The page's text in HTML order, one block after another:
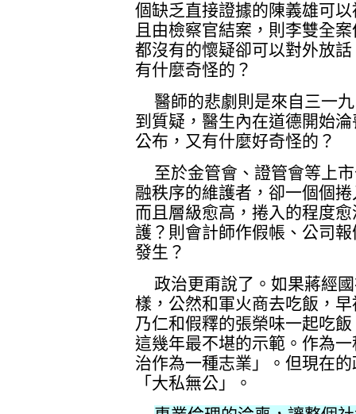
個缺乏直接證據的陳義雄可
且由檢察官結案，則李雙全
都沒有的懷疑卻可以對外放
有什麼奇怪的？
醫師的悲劇則是來自三一
到質疑，醫生內在道德開始
公布，又有什麼好奇怪的？
至於金管會、證管會等上
融秩序的維護者，卻一個個
而且層級愈高，捲入的程度
護？則會計師作假帳、公司
發生？
政治更甭說了。如果蔣經
樣，公然和軍火商去吃飯，
乃仁和假釋的張榮味一起吃
這幾年最不堪的示範。作為
治作為一種志業」。但現在
「大私無公」。